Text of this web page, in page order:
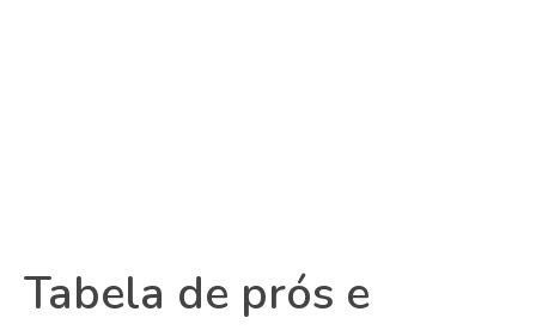
Tabela de prós e